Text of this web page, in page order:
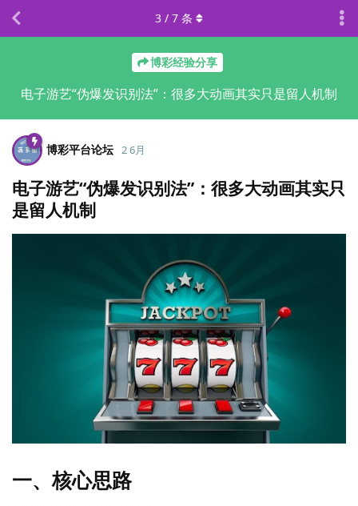
博彩经验分享
电子游艺“伪爆发识别法”：很多大动画其实只是留人机制
3 / 7 条
博彩平台论坛 2 6月
电子游艺“伪爆发识别法”：很多大动画其实只
是留人机制
一、核心思路